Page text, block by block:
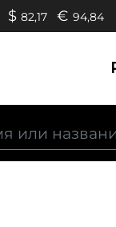
$ 82,17 € 94,84